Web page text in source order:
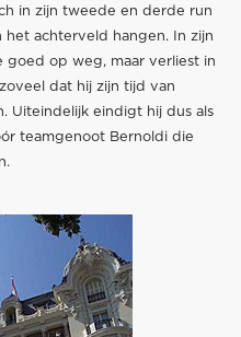
in zijn tweede en derde run
achterveld hangen. In zijn
goed op weg, maar verliest in
dat hij zijn tijd van
Uiteindelijk eindigt hij dus als
teamgenoot Bernoldi die